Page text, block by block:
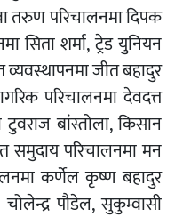
तरुण परिचालनमा दिपक
सिता शर्मा, ट्रेड युनियन
व्यवस्थापनमा जीत बहादुर
परिचालनमा देवदत्त
बांस्तोला, किसान
समुदाय परिचालनमा मन
कर्णेल कृष्ण बहादुर
पौडेल, सुकुम्वासी